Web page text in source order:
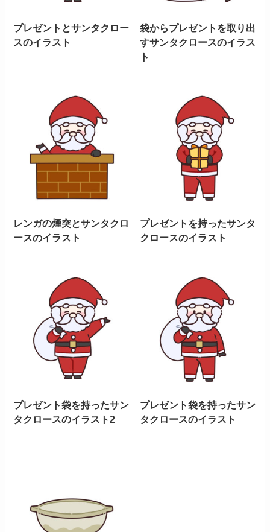
プレゼントとサンタクロー
スのイラスト
袋からプレゼントを取り出
すサンタクロースのイラス
ト
レンガの煙突とサンタクロ
ースのイラスト
プレゼントを持ったサンタ
クロースのイラスト
プレゼント袋を持ったサン
タクロースのイラスト2
プレゼント袋を持ったサン
タクロースのイラスト